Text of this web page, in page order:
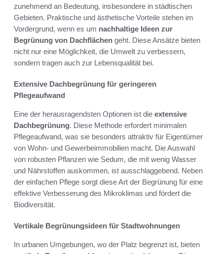
zunehmend an Bedeutung, insbesondere in städtischen
Gebieten. Praktische und ästhetische Vorteile stehen im
Vordergrund, wenn es um nachhaltige Ideen zur
Begrünung von Dachflächen geht. Diese Ansätze bieten
nicht nur eine Möglichkeit, die Umwelt zu verbessern,
sondern tragen auch zur Lebensqualität bei.
Extensive Dachbegrünung für geringeren
Pflegeaufwand
Eine der herausragendsten Optionen ist die extensive
Dachbegrünung. Diese Methode erfordert minimalen
Pflegeaufwand, was sie besonders attraktiv für Eigentümer
von Wohn- und Gewerbeimmobilien macht. Die Auswahl
von robusten Pflanzen wie Sedum, die mit wenig Wasser
und Nährstoffen auskommen, ist ausschlaggebend. Neben
der einfachen Pflege sorgt diese Art der Begrünung für eine
effektive Verbesserung des Mikroklimas und fördert die
Biodiversität.
Vertikale Begrünungsideen für Stadtwohnungen
In urbanen Umgebungen, wo der Platz begrenzt ist, bieten